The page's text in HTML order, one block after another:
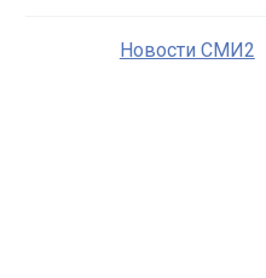
Новости СМИ2